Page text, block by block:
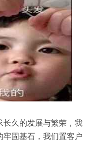
长久的发展与繁荣，我
牢固基石，我们置客户